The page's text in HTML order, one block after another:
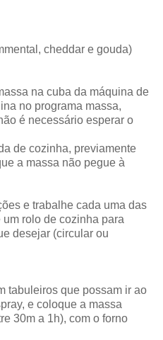
cheddar e gouda)
na cuba da máquina de
no programa massa,
é necessário esperar o
de cozinha, previamente
a massa não pegue à
e trabalhe cada uma das
rolo de cozinha para
desejar (circular ou
tabuleiros que possam ir ao
e coloque a massa
30m a 1h), com o forno